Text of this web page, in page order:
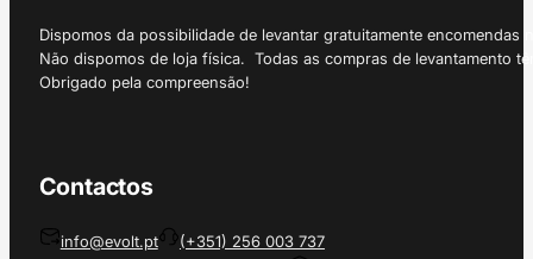
Dispomos da possibilidade de levantar gratuitamente
Não dispomos de loja física. Todas as compras de levantamento
Obrigado pela compreensão!
Contactos
info@evolt.pt
(+351) 256 003 737